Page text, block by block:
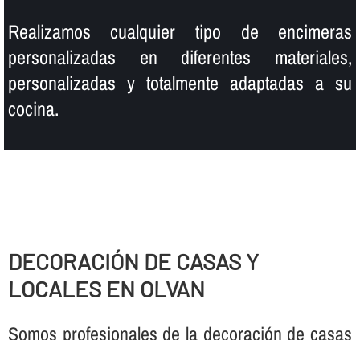
Realizamos cualquier tipo de encimeras
personalizadas en diferentes materiales,
personalizadas y totalmente adaptadas a su
cocina.
DECORACIÓN DE CASAS Y
LOCALES EN OLVAN
Somos profesionales de la decoración de casas